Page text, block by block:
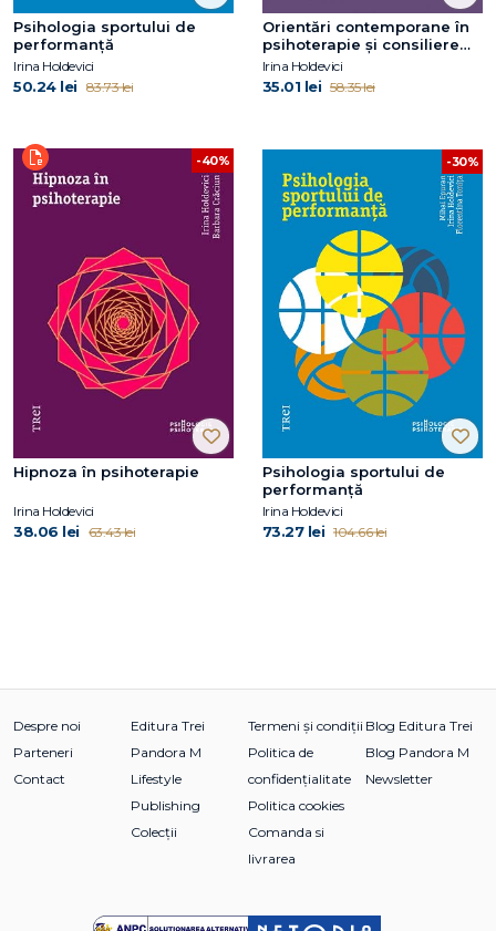
Psihologia sportului de
performanță
Irina Holdevici
50.24 lei 83.73 lei
Orientări contemporane în
psihoterapie și consiliere
psihologică
Irina Holdevici
35.01 lei 58.35 lei
-40%
Hipnoza în psihoterapie
Irina Holdevici
38.06 lei 63.43 lei
-30%
Psihologia sportului de
performanță
Irina Holdevici
73.27 lei 104.66 lei
Despre noi
Parteneri
Contact
Editura Trei
Pandora M
Lifestyle
Publishing
Colecții
Termeni și condiții
Politica de
confidențialitate
Politica cookies
Comanda si
livrarea
Blog Editura Trei
Blog Pandora M
Newsletter